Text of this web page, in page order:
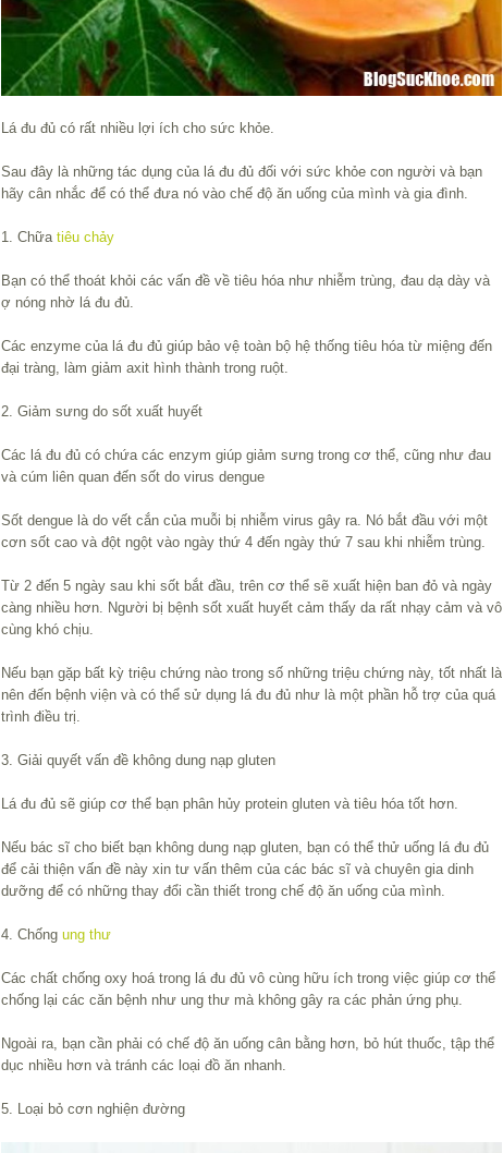
Lá đu đủ có rất nhiều lợi ích cho sức khỏe.
Sau đây là những tác dụng của lá đu đủ đối với sức khỏe con người và bạn
hãy cân nhắc để có thể đưa nó vào chế độ ăn uống của mình và gia đình.
1. Chữa tiêu chảy
Bạn có thể thoát khỏi các vấn đề về tiêu hóa như nhiễm trùng, đau dạ dày và
ợ nóng nhờ lá đu đủ.
Các enzyme của lá đu đủ giúp bảo vệ toàn bộ hệ thống tiêu hóa từ miệng đến
đại tràng, làm giảm axit hình thành trong ruột.
2. Giảm sưng do sốt xuất huyết
Các lá đu đủ có chứa các enzym giúp giảm sưng trong cơ thể, cũng như đau
và cúm liên quan đến sốt do virus dengue
Sốt dengue là do vết cắn của muỗi bị nhiễm virus gây ra. Nó bắt đầu với một
cơn sốt cao và đột ngột vào ngày thứ 4 đến ngày thứ 7 sau khi nhiễm trùng.
Từ 2 đến 5 ngày sau khi sốt bắt đầu, trên cơ thể sẽ xuất hiện ban đỏ và ngày
càng nhiều hơn. Người bị bệnh sốt xuất huyết cảm thấy da rất nhạy cảm và vô
cùng khó chịu.
Nếu bạn gặp bất kỳ triệu chứng nào trong số những triệu chứng này, tốt nhất là
nên đến bệnh viện và có thể sử dụng lá đu đủ như là một phần hỗ trợ của quá
trình điều trị.
3. Giải quyết vấn đề không dung nạp gluten
Lá đu đủ sẽ giúp cơ thể bạn phân hủy protein gluten và tiêu hóa tốt hơn.
Nếu bác sĩ cho biết bạn không dung nạp gluten, bạn có thể thử uống lá đu đủ
để cải thiện vấn đề này xin tư vấn thêm của các bác sĩ và chuyên gia dinh
dưỡng để có những thay đổi cần thiết trong chế độ ăn uống của mình.
4. Chống ung thư
Các chất chống oxy hoá trong lá đu đủ vô cùng hữu ích trong việc giúp cơ thể
chống lại các căn bệnh như ung thư mà không gây ra các phản ứng phụ.
Ngoài ra, bạn cần phải có chế độ ăn uống cân bằng hơn, bỏ hút thuốc, tập thể
dục nhiều hơn và tránh các loại đồ ăn nhanh.
5. Loại bỏ cơn nghiện đường